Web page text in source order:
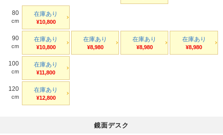
80
cm
在庫あり
¥10,800
90
cm
在庫あり
¥10,800
在庫あり
¥8,980
在庫あり
¥8,980
在庫あり
¥8,980
100
cm
在庫あり
¥11,800
120
cm
在庫あり
¥12,800
鏡面デスク